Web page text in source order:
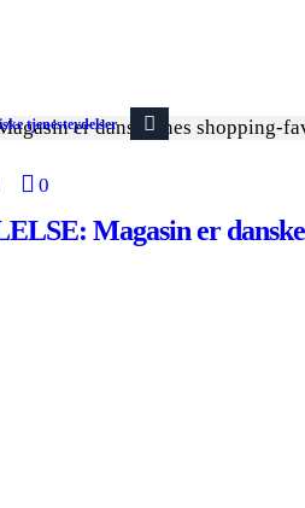
tjenesteydelser
0
Magasin er